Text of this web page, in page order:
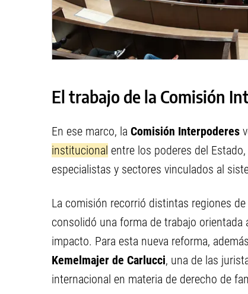
El trabajo de la Comisión
En ese marco, la Comisión Interpoderes
institucional entre los poderes del
especialistas y sectores vinculados al
La comisión recorrió distintas regiones
consolidó una forma de trabajo
impacto. Para esta nueva reforma,
Kemelmajer de Carlucci, una de las
internacional en materia de derecho de